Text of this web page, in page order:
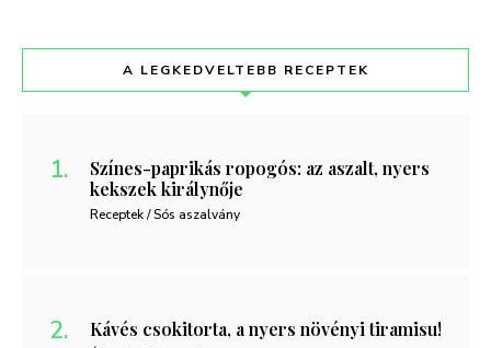
A LEGKEDVELTEBB RECEPTEK
Színes-paprikás ropogós: az aszalt, nyers
kekszek királynője
Receptek / Sós aszalvány
Kávés csokitorta, a nyers növényi tiramisu!